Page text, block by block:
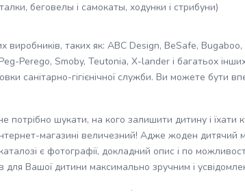
беговелы і самокаты, ходунки і стрибуни)
виробників, таких як: ABC Design, BeSafe,
Perego, Smoby, Teutonia, X-lander і багатьох
санітарно-гігієнічної служби. Ви можете бути
шукати, на кого залишити дитину і
магазині величезний! Адже жоден дитячий
є фотографії, докладний опис і по
для Вашої дитини максимально зручним і